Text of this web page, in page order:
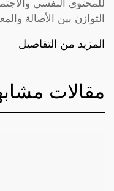
للمحتوى النفسي
التوازن بين الأصالة
المزيد من التفاصيل
مقالات